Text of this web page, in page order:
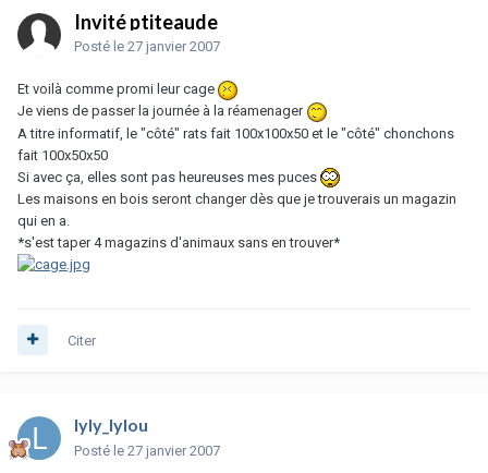
Invité ptiteaude
Posté le 27 janvier 2007
Et voilà comme promi leur cage
Je viens de passer la journée à la réamenager
A titre informatif, le "côté" rats fait 100x100x50 et le "côté" chonchons
fait 100x50x50
Si avec ça, elles sont pas heureuses mes puces
Les maisons en bois seront changer dès que je trouverais un magazin
qui en a.
*s'est taper 4 magazins d'animaux sans en trouver*
Citer
lyly_lylou
Posté le 27 janvier 2007